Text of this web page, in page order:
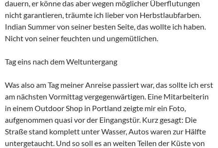
dauern, er könne das aber wegen möglicher Überflutungen
nicht garantieren, träumte ich lieber von Herbstlaubfarben.
Indian Summer von seiner besten Seite, das wollte ich haben.
Nicht von seiner feuchten und ungemütlichen.
Tag eins nach dem Weltuntergang
Was also am Tag meiner Anreise passiert war, das sollte ich erst
am nächsten Vormittag vergegenwärtigen. Eine Mitarbeiterin
in einem Outdoor Shop in Portland zeigte mir ein Foto,
aufgenommen quasi vor der Eingangstür. Kurz gesagt: Die
Straße stand komplett unter Wasser, Autos waren zur Hälfte
untergetaucht. Und so soll es an weiten Teilen der Küste von